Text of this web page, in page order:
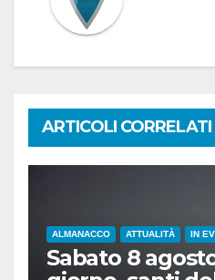
ARTICOLI CORRELATI
ALMANACCO ATTUALITÀ IN
Sabato 8